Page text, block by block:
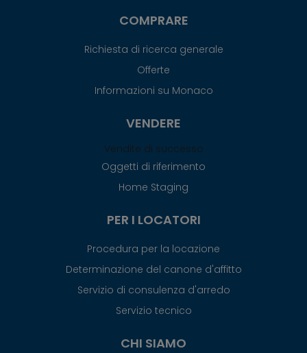
COMPRARE
Richiesta di ricerca generale
Offerte
Informazioni su Monaco
VENDERE
Vendite di successo
Oggetti di riferimento
Home Staging
PER I LOCATORI
Procedura per la locazione
Determinazione del canone d'affitto
Servizio di consulenza d'arredo
Servizio tecnico
CHI SIAMO